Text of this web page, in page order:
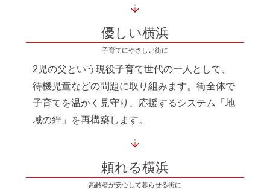
優しい横浜
子育てにやさしい街に
2児の父という現役子育て世代の一人として、
待機児童などの問題に取り組みます。街全体で
子育てを温かく見守り、応援するシステム「地
域の絆」を再構築します。
頼れる横浜
高齢者が安心して暮らせる街に